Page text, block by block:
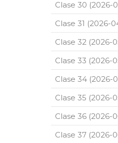
Clase 30 (2026-
Clase 31 (2026-
Clase 32 (2026-
Clase 33 (2026-
Clase 34 (2026-
Clase 35 (2026-
Clase 36 (2026-
Clase 37 (2026-